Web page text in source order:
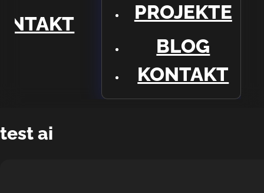
PROJEKTE
BLOG
KONTAKT
test ai